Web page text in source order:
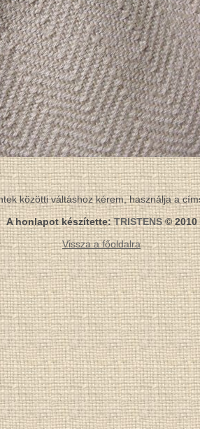
közötti váltáshoz kérem, használja a
A honlapot készítette:TRISTENS© 2010
Vissza a főoldalra